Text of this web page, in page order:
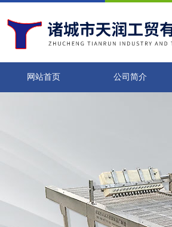
网站首页 公司简介